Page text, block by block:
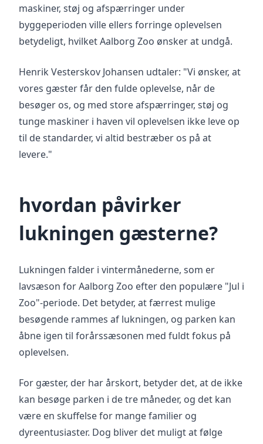
maskiner, støj og afspærringer under
byggeperioden ville ellers forringe oplevelsen
betydeligt, hvilket Aalborg Zoo ønsker at undgå.
Henrik Vesterskov Johansen udtaler: "Vi ønsker, at
vores gæster får den fulde oplevelse, når de
besøger os, og med store afspærringer, støj og
tunge maskiner i haven vil oplevelsen ikke leve op
til de standarder, vi altid bestræber os på at
levere."
hvordan påvirker
lukningen gæsterne?
Lukningen falder i vintermånederne, som er
lavsæson for Aalborg Zoo efter den populære "Jul i
Zoo"-periode. Det betyder, at færrest mulige
besøgende rammes af lukningen, og parken kan
åbne igen til forårssæsonen med fuldt fokus på
oplevelsen.
For gæster, der har årskort, betyder det, at de ikke
kan besøge parken i de tre måneder, og det kan
være en skuffelse for mange familier og
dyreentusiaster. Dog bliver det muligt at følge